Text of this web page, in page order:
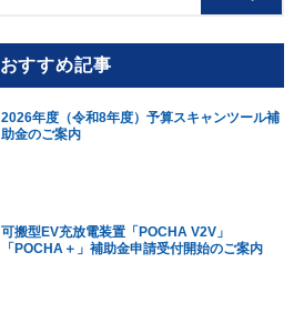
おすすめ記事
2026年度（令和8年度）予算スキャンツール補
助金のご案内
可搬型EV充放電装置「POCHA V2V」
「POCHA＋」補助金申請受付開始のご案内